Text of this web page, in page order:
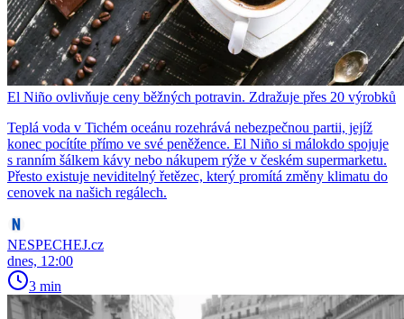
El Niño ovlivňuje ceny běžných potravin. Zdražuje přes 20 výrobků
Teplá voda v Tichém oceánu rozehrává nebezpečnou partii, jejíž
konec pocítíte přímo ve své peněžence. El Niño si málokdo spojuje
s ranním šálkem kávy nebo nákupem rýže v českém supermarketu.
Přesto existuje neviditelný řetězec, který promítá změny klimatu do
cenovek na našich regálech.
NESPECHEJ.cz
dnes, 12:00
3 min